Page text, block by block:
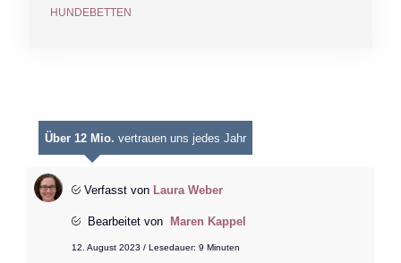
HUNDEBETTEN
Über 12 Mio. vertrauen uns jedes Jahr
Verfasst von Laura Weber
Bearbeitet von Maren Kappel
12. August 2023 / Lesedauer: 9 Minuten